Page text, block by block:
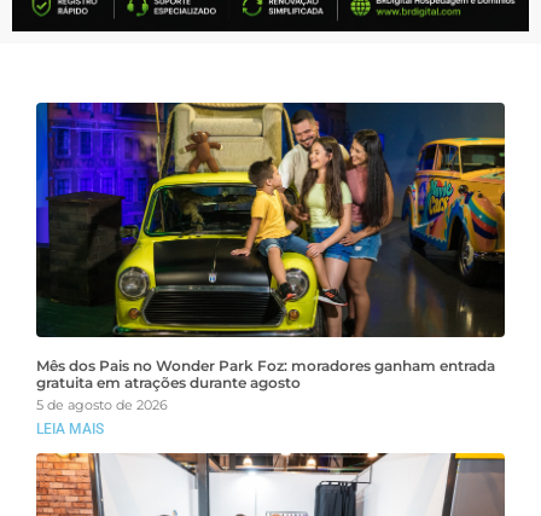
Mês dos Pais no Wonder Park Foz: moradores ganham entrada
gratuita em atrações durante agosto
5 de agosto de 2026
LEIA MAIS